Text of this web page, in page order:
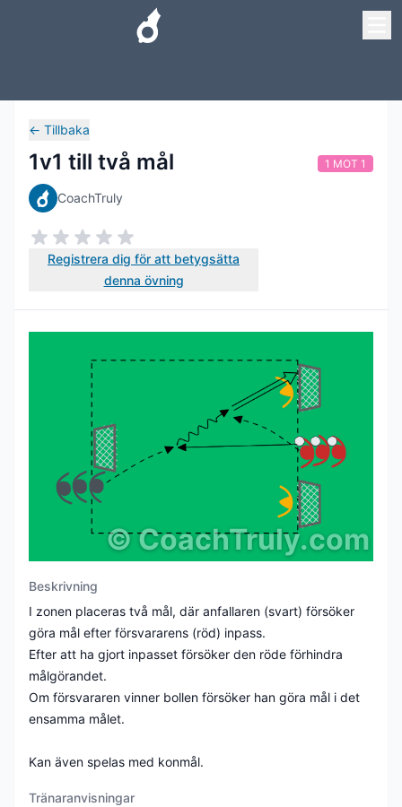
← Tillbaka
1v1 till två mål
CoachTruly
Registrera dig för att betygsätta
denna övning
1 MOT 1
©CoachTruly.com
Beskrivning
I zonen placeras två mål, där anfallaren (svart) försöker
göra mål efter försvararens (röd) inpass.
Efter att ha gjort inpasset försöker den röde förhindra
målgörandet.
Om försvararen vinner bollen försöker han göra mål i det
ensamma målet.
Kan även spelas med konmål.
Tränaranvisningar